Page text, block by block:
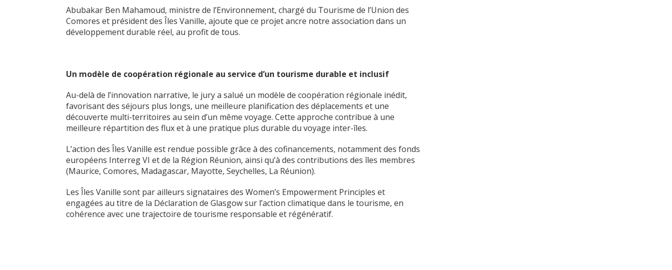
Abubakar Ben Mahamoud, ministre de l’Environnement, chargé du Tourisme de l’Union des
Comores et président des Îles Vanille, ajoute que ce projet ancre notre association dans un
développement durable réel, au profit de tous.
Un modèle de coopération régionale au service d’un tourisme durable et inclusif
Au-delà de l’innovation narrative, le jury a salué un modèle de coopération régionale inédit,
favorisant des séjours plus longs, une meilleure planification des déplacements et une
découverte multi-territoires au sein d’un même voyage. Cette approche contribue à une
meilleure répartition des flux et à une pratique plus durable du voyage inter-îles.
L’action des Îles Vanille est rendue possible grâce à des cofinancements, notamment des fonds
européens Interreg VI et de la Région Réunion, ainsi qu’à des contributions des îles membres
(Maurice, Comores, Madagascar, Mayotte, Seychelles, La Réunion).
Les Îles Vanille sont par ailleurs signataires des Women’s Empowerment Principles et
engagées au titre de la Déclaration de Glasgow sur l’action climatique dans le tourisme, en
cohérence avec une trajectoire de tourisme responsable et régénératif.